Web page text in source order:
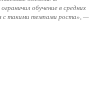
обучение в средних
с такими темпами роста», —